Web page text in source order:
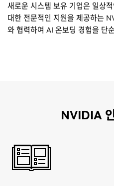
새로운 시스템 보유 기업은 일상
대한 전문적인 지원을 제공하는
와 협력하여 AI 온보딩 경험을 단
NVIDIA